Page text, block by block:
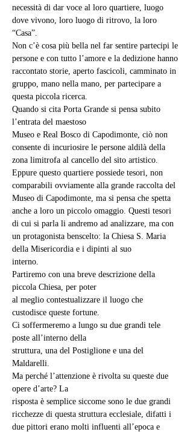
necessità di dar voce al loro quartiere, luogo
dove vivono, loro luogo di ritrovo, la loro
“Casa”.
Non c’è cosa più bella nel far sentire partecipi le
persone e con tutto l’amore e la dedizione hanno
raccontato storie, aperto fascicoli, camminato in
gruppo, mano nella mano, per partecipare a
questa piccola ricerca.
Quando si cita Porta Grande si pensa subito
l’entrata del maestoso
Museo e Real Bosco di Capodimonte, ciò non
consente di incuriosire le persone aldilà della
zona limitrofa al cancello del sito artistico.
Eppure questo quartiere possiede tesori, non
comparabili ovviamente alla grande raccolta del
Museo di Capodimonte, ma si pensa che spetta
anche a loro un piccolo omaggio. Questi tesori
di cui si parla li andremo ad analizzare, ma con
un protagonista benscelto: la Chiesa S. Maria
della Misericordia e i dipinti al suo
interno.
Partiremo con una breve descrizione della
piccola Chiesa, per poter
al meglio contestualizzare il luogo che
custodisce queste fortune.
Ci soffermeremo a lungo su due grandi tele
poste all’interno della
struttura, una del Postiglione e una del
Maldarelli.
Ma perché l’attenzione è rivolta su queste due
opere d’arte? La
risposta è semplice siccome sono le due grandi
ricchezze di questa struttura ecclesiale, difatti i
due pittori erano molti influenti all’epoca e